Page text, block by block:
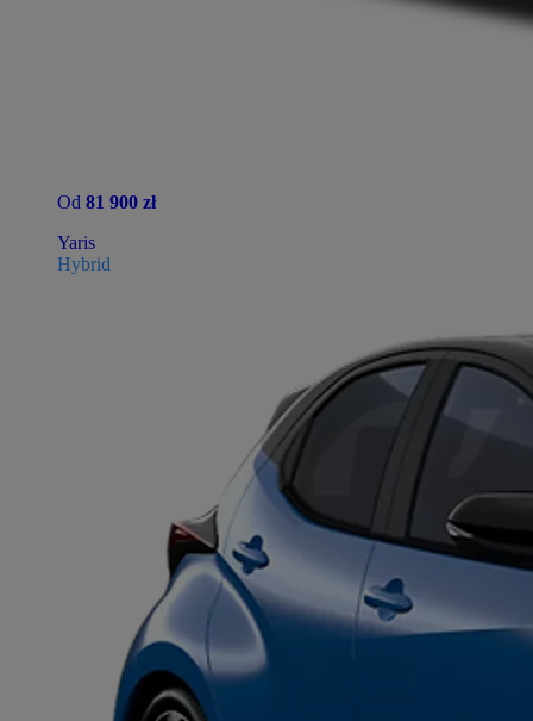
Od 81 900 zł
Yaris
Hybrid